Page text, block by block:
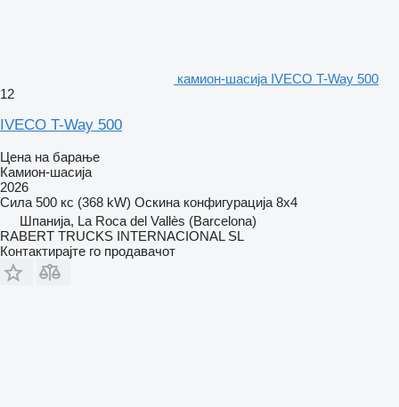
камион-шасија IVECO T-Way 500
12
IVECO T-Way 500
Цена на барање
Камион-шасија
2026
Сила 500 кс (368 kW) Оскина конфигурација 8x4
Шпанија, La Roca del Vallès (Barcelona)
RABERT TRUCKS INTERNACIONAL SL
Контактирајте го продавачот